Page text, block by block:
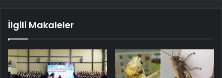
İlgili Makaleler